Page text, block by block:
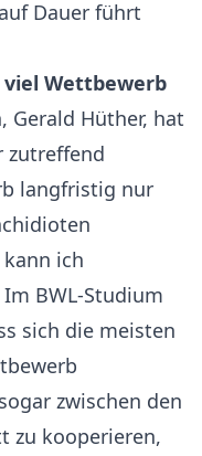
Dauer führt
Wettbewerb
Gerald Hüther, hat
zutreffend
langfristig nur
ich
BWL-Studium
sich die meisten
zwischen den
zu kooperieren,